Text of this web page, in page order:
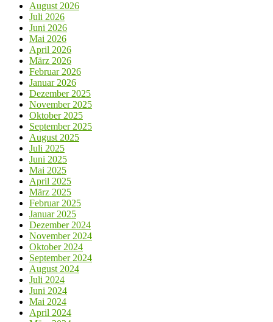
August 2026
Juli 2026
Juni 2026
Mai 2026
April 2026
März 2026
Februar 2026
Januar 2026
Dezember 2025
November 2025
Oktober 2025
September 2025
August 2025
Juli 2025
Juni 2025
Mai 2025
April 2025
März 2025
Februar 2025
Januar 2025
Dezember 2024
November 2024
Oktober 2024
September 2024
August 2024
Juli 2024
Juni 2024
Mai 2024
April 2024